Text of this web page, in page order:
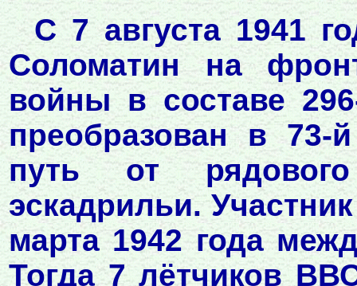
С 7 августа 1941
Соломатин на
войны в составе
преобразован в
путь от
эскадрильи.
марта 1942 года
Тогда 7 лётчиков